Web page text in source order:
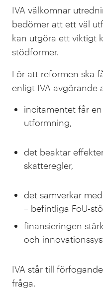
IVA välkomnar
bedömer att ett väl
kan utgöra ett viktigt
stödformer.
För att reformen ska
enligt IVA avgörande
incitamentet får
utformning,
det beaktar
skatteregler,
det samverkar
– befintliga FoU-
finansieringen
och
IVA står till
fråga.